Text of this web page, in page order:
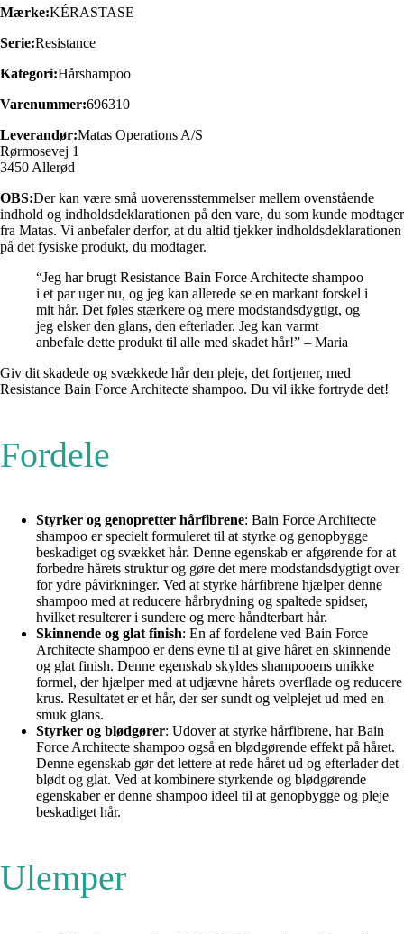
Mærke:KÉRASTASE
Serie:Resistance
Kategori:Hårshampoo
Varenummer:696310
Leverandør:Matas Operations A/S
Rørmosevej 1
3450 Allerød
OBS:Der kan være små uoverensstemmelser mellem ovenstående
indhold og indholdsdeklarationen på den vare, du som kunde modtager
fra Matas. Vi anbefaler derfor, at du altid tjekker indholdsdeklarationen
på det fysiske produkt, du modtager.
“Jeg har brugt Resistance Bain Force Architecte shampoo
i et par uger nu, og jeg kan allerede se en markant forskel i
mit hår. Det føles stærkere og mere modstandsdygtigt, og
jeg elsker den glans, den efterlader. Jeg kan varmt
anbefale dette produkt til alle med skadet hår!” – Maria
Giv dit skadede og svækkede hår den pleje, det fortjener, med
Resistance Bain Force Architecte shampoo. Du vil ikke fortryde det!
Fordele
Styrker og genopretter hårfibrene: Bain Force Architecte
shampoo er specielt formuleret til at styrke og genopbygge
beskadiget og svækket hår. Denne egenskab er afgørende for at
forbedre hårets struktur og gøre det mere modstandsdygtigt over
for ydre påvirkninger. Ved at styrke hårfibrene hjælper denne
shampoo med at reducere hårbrydning og spaltede spidser,
hvilket resulterer i sundere og mere håndterbart hår.
Skinnende og glat finish: En af fordelene ved Bain Force
Architecte shampoo er dens evne til at give håret en skinnende
og glat finish. Denne egenskab skyldes shampooens unikke
formel, der hjælper med at udjævne hårets overflade og reducere
krus. Resultatet er et hår, der ser sundt og velplejet ud med en
smuk glans.
Styrker og blødgører: Udover at styrke hårfibrene, har Bain
Force Architecte shampoo også en blødgørende effekt på håret.
Denne egenskab gør det lettere at rede håret ud og efterlader det
blødt og glat. Ved at kombinere styrkende og blødgørende
egenskaber er denne shampoo ideel til at genopbygge og pleje
beskadiget hår.
Ulemper